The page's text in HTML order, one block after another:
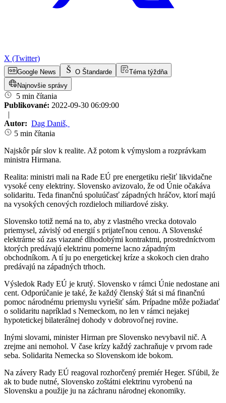
X (Twitter)
Google News O Štandarde
Téma týždňa
Najnovšie správy
5 min čítania
Publikované: 2022-09-30 06:09:00
|
Autor: Dag Daniš,
5 min čítania
Najskôr pár slov k realite. Až potom k výmyslom a rozprávkam
ministra Hirmana.
Realita: ministri mali na Rade EÚ pre energetiku riešiť likvidačne
vysoké ceny elektriny. Slovensko avizovalo, že od Únie očakáva
solidaritu. Teda finančnú spoluúčasť západných hráčov, ktorí majú
na vysokých cenových rozdieloch miliardové zisky.
Slovensko totiž nemá na to, aby z vlastného vrecka dotovalo
priemysel, závislý od energií s prijateľnou cenou. A Slovenské
elektrárne sú zas viazané dlhodobými kontraktmi, prostredníctvom
ktorých predávajú elektrinu pomerne lacno západným
obchodníkom. A tí ju po energetickej kríze a skokoch cien draho
predávajú na západných trhoch.
Výsledok Rady EÚ je krutý. Slovensko v rámci Únie nedostane ani
cent. Odporúčanie je také, že každý členský štát si má finančnú
pomoc národnému priemyslu vyriešiť sám. Prípadne môže požiadať
o solidaritu napríklad s Nemeckom, no len v rámci nejakej
hypotetickej bilaterálnej dohody v dobrovoľnej rovine.
Inými slovami, minister Hirman pre Slovensko nevybavil nič. A
zrejme ani nemohol. V čase krízy každý zachraňuje v prvom rade
seba. Solidarita Nemecka so Slovenskom ide bokom.
Na závery Rady EÚ reagoval rozhorčený premiér Heger. Sľúbil, že
ak to bude nutné, Slovensko zoštátni elektrinu vyrobenú na
Slovensku a použije ju na záchranu národnej ekonomiky.